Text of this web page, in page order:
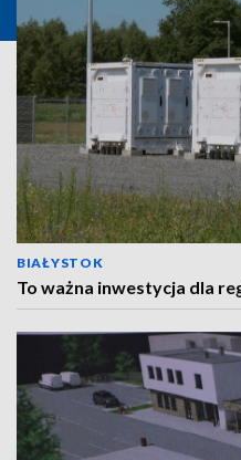
BIAŁYSTOK
To ważna inwestycja dla